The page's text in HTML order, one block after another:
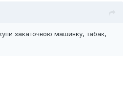
закаточною машинку, табак,